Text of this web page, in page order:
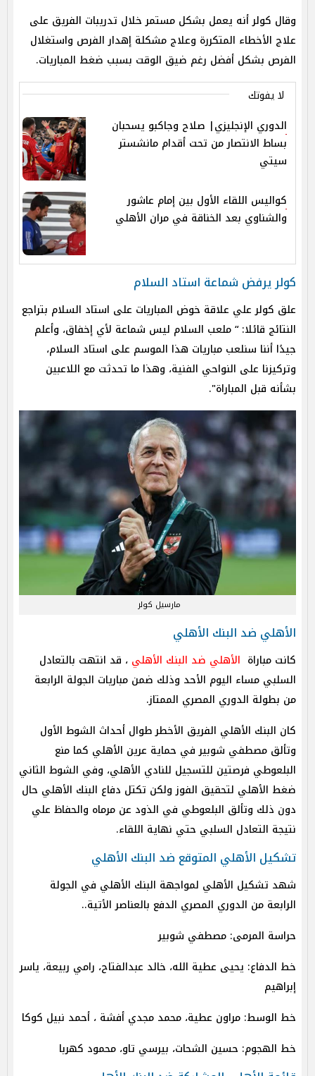
وقال كولر أنه يعمل بشكل مستمر خلال تدريبات الفريق على
علاج الأخطاء المتكررة وعلاج مشكلة إهدار الفرص واستغلال
الفرص بشكل أفضل رغم ضيق الوقت بسبب ضغط المباريات.
لا يفوتك
الدوري الإنجليزي| صلاح وجاكبو يسحبان
بساط الانتصار من تحت أقدام مانشستر
سيتي
كواليس اللقاء الأول بين إمام عاشور
والشناوي بعد الخناقة في مران الأهلي
كولر يرفض شماعة استاد السلام
علق كولر علي علاقة خوض المباريات على استاد السلام بتراجع
النتائج قائلا: “ ملعب السلام ليس شماعة لأي إخفاق، وأعلم
جيدًا أننا سنلعب مباريات هذا الموسم على استاد السلام،
وتركيزنا على النواحي الفنية، وهذا ما تحدثت مع اللاعبين
بشأنه قبل المباراة".
مارسيل كولر
الأهلي ضد البنك الأهلي
كانت مباراة الأهلي ضد البنك الأهلي ، قد انتهت بالتعادل
السلبي مساء اليوم الأحد وذلك ضمن مباريات الجولة الرابعة
من بطولة الدوري المصري الممتاز.
كان البنك الأهلي الفريق الأخطر طوال أحداث الشوط الأول
وتألق مصطفي شوبير في حماية عرين الأهلي كما منع
البلعوطي فرصتين للتسجيل للنادي الأهلي، وفي الشوط الثاني
ضغط الأهلي لتحقيق الفوز ولكن تكتل دفاع البنك الأهلي حال
دون ذلك وتألق البلعوطي في الذود عن مرماه والحفاظ علي
نتيجة التعادل السلبي حتي نهاية اللقاء.
تشكيل الأهلي المتوقع ضد البنك الأهلي
شهد تشكيل الأهلي لمواجهة البنك الأهلي في الجولة
الرابعة من الدوري المصري الدفع بالعناصر الأتية..
حراسة المرمى: مصطفي شوبير
خط الدفاع: يحيى عطية الله، خالد عبدالفتاح، رامي ربيعة، ياسر
إبراهيم
خط الوسط: مراون عطية، محمد مجدي أفشة ، أحمد نبيل كوكا
خط الهجوم: حسين الشحات، بيرسي تاو، محمود كهربا